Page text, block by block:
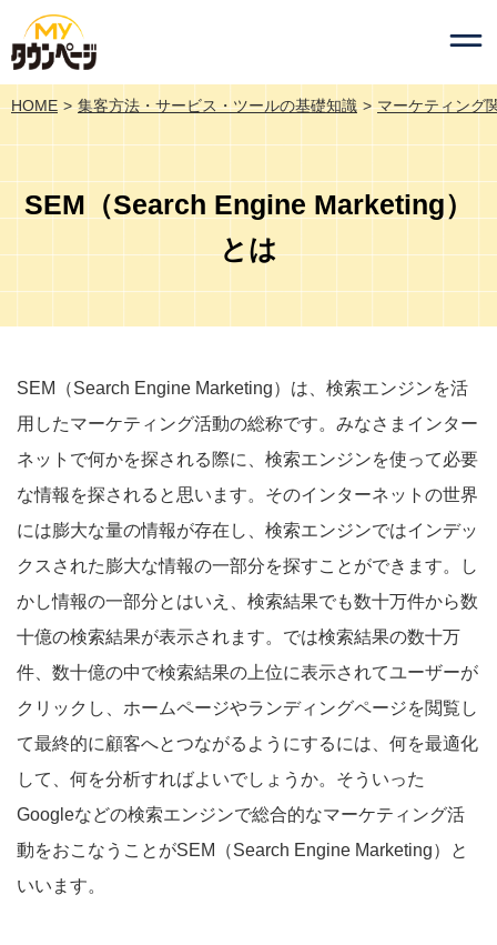
HOME 集客方法・サービス・ツールの基礎知識 マーケティング
SEM（Search Engine Marketing）
とは
SEM（Search Engine Marketing）は、検索エンジンを活
用したマーケティング活動の総称です。みなさまインター
ネットで何かを探される際に、検索エンジンを使って必要
な情報を探されると思います。そのインターネットの世界
には膨大な量の情報が存在し、検索エンジンではインデッ
クスされた膨大な情報の一部分を探すことができます。し
かし情報の一部分とはいえ、検索結果でも数十万件から数
十億の検索結果が表示されます。では検索結果の数十万
件、数十億の中で検索結果の上位に表示されてユーザーが
クリックし、ホームページやランディングページを閲覧し
て最終的に顧客へとつながるようにするには、何を最適化
して、何を分析すればよいでしょうか。そういった
Googleなどの検索エンジンで総合的なマーケティング活
動をおこなうことがSEM（Search Engine Marketing）と
いいます。